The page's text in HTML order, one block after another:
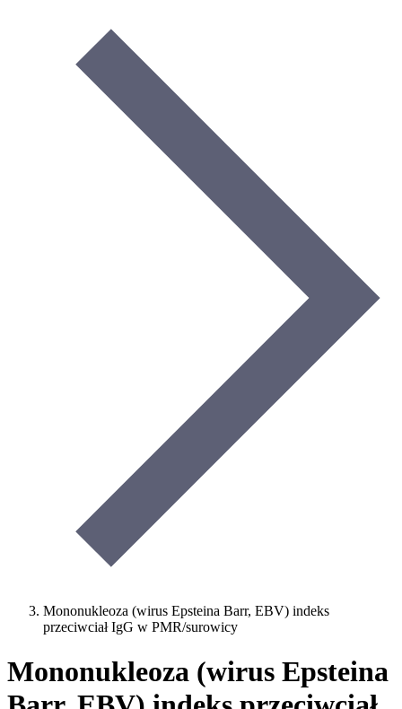
Mononukleoza (wirus Epsteina Barr, EBV) indeks
przeciwciał IgG w PMR/surowicy
Mononukleoza (wirus Epsteina